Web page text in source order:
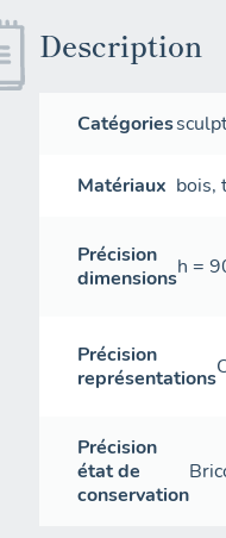
Description
Catégories
Matériaux bois,
Précision
dimensionsh =
Précision
représentations
Précision
état de
conservation